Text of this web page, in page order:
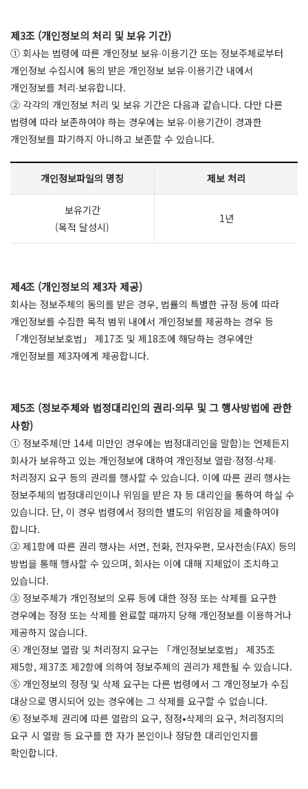
제3조 (개인정보의 처리 및 보유 기간)
① 회사는 법령에 따른 개인정보 보유∙이용기간 또는 정보주체로부터
개인정보 수집시에 동의 받은 개인정보 보유∙이용기간 내에서
개인정보를 처리∙보유합니다.
② 각각의 개인정보 처리 및 보유 기간은 다음과 같습니다. 다만 다른
법령에 따라 보존하여야 하는 경우에는 보유∙이용기간이 경과한
개인정보를 파기하지 아니하고 보존할 수 있습니다.
개인정보파일의 명칭 제보 처리
보유기간
(목적 달성시)
1년
제4조 (개인정보의 제3자 제공)
회사는 정보주체의 동의를 받은 경우, 법률의 특별한 규정 등에 따라
개인정보를 수집한 목적 범위 내에서 개인정보를 제공하는 경우 등
「개인정보보호법」 제17조 및 제18조에 해당하는 경우에만
개인정보를 제3자에게 제공합니다.
제5조 (정보주체와 법정대리인의 권리∙의무 및 그 행사방법에 관한
사항)
① 정보주체(만 14세 미만인 경우에는 법정대리인을 말함)는 언제든지
회사가 보유하고 있는 개인정보에 대하여 개인정보 열람∙정정∙삭제∙
처리정지 요구 등의 권리를 행사할 수 있습니다. 이에 따른 권리 행사는
정보주체의 법정대리인이나 위임을 받은 자 등 대리인을 통하여 하실 수
있습니다. 단, 이 경우 법령에서 정의한 별도의 위임장을 제출하여야
합니다.
② 제1항에 따른 권리 행사는 서면, 전화, 전자우편, 모사전송(FAX) 등의
방법을 통해 행사할 수 있으며, 회사는 이에 대해 지체없이 조치하고
있습니다.
③ 정보주체가 개인정보의 오류 등에 대한 정정 또는 삭제를 요구한
경우에는 정정 또는 삭제를 완료할 때까지 당해 개인정보를 이용하거나
제공하지 않습니다.
④ 개인정보 열람 및 처리정지 요구는 「개인정보보호법」 제35조
제5항, 제37조 제2항에 의하여 정보주체의 권리가 제한될 수 있습니다.
⑤ 개인정보의 정정 및 삭제 요구는 다른 법령에서 그 개인정보가 수집
대상으로 명시되어 있는 경우에는 그 삭제를 요구할 수 없습니다.
⑥ 정보주체 권리에 따른 열람의 요구, 정정•삭제의 요구, 처리정지의
요구 시 열람 등 요구를 한 자가 본인이나 정당한 대리인인지를
확인합니다.